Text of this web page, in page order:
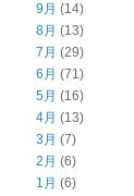
9月 (14)
8月 (13)
7月 (29)
6月 (71)
5月 (16)
4月 (13)
3月 (7)
2月 (6)
1月 (6)